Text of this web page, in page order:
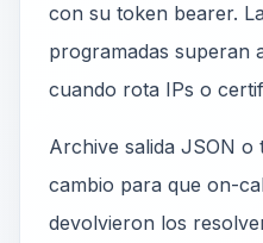
con su token bearer.
programadas superan
cuando rota IPs o
Archive salida JSON o
cambio para que on-
devolvieron los